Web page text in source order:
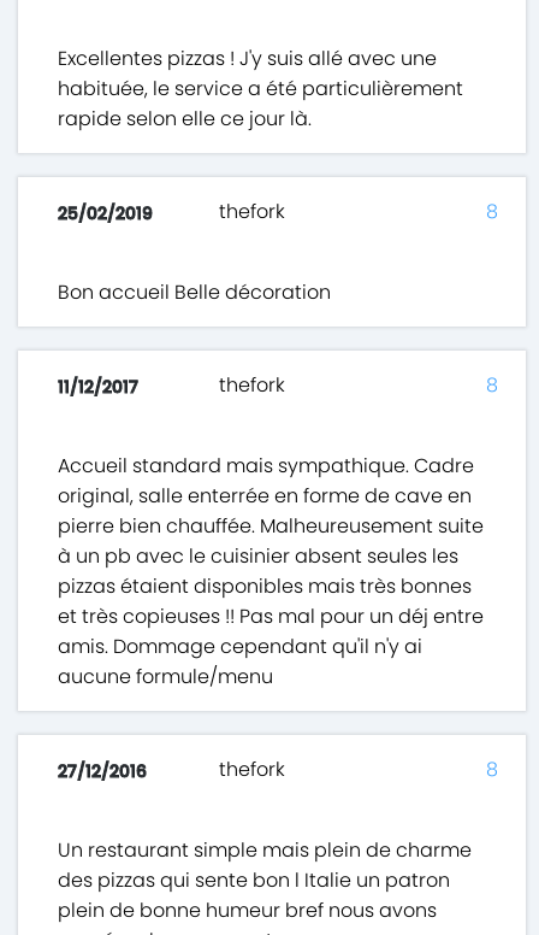
Excellentes pizzas ! J'y suis allé avec une
habituée, le service a été particulièrement
rapide selon elle ce jour là.
25/02/2019 thefork
Bon accueil Belle décoration
8
11/12/2017 thefork
Accueil standard mais sympathique. Cadre
original, salle enterrée en forme de cave en
pierre bien chauffée. Malheureusement suite
à un pb avec le cuisinier absent seules les
pizzas étaient disponibles mais très bonnes
et très copieuses !! Pas mal pour un déj entre
amis. Dommage cependant qu'il n'y ai
aucune formule/menu
8
27/12/2016 thefork
Un restaurant simple mais plein de charme
des pizzas qui sente bon l Italie un patron
plein de bonne humeur bref nous avons
8